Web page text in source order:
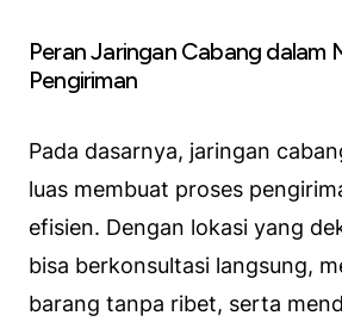
Peran Jaringan Cabang dalam
Pengiriman
Pada dasarnya, jaringan
luas membuat proses
efisien. Dengan lokasi yang
bisa berkonsultasi langsung,
barang tanpa ribet, serta